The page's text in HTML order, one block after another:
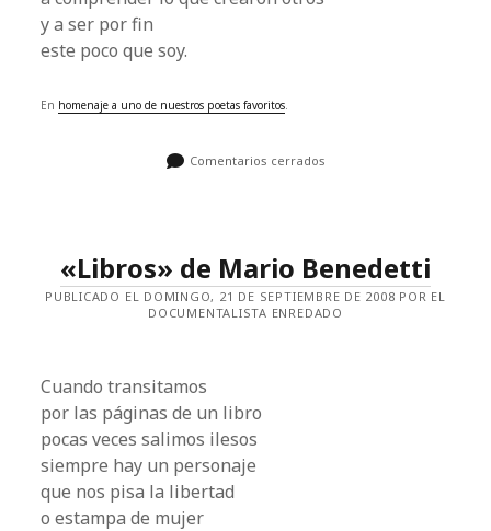
y a ser por fin
este poco que soy.
En homenaje a uno de nuestros poetas favoritos.
Comentarios cerrados
«Libros» de Mario Benedetti
PUBLICADO EL DOMINGO, 21 DE SEPTIEMBRE DE 2008 POR EL
DOCUMENTALISTA ENREDADO
Cuando transitamos
por las páginas de un libro
pocas veces salimos ilesos
siempre hay un personaje
que nos pisa la libertad
o estampa de mujer